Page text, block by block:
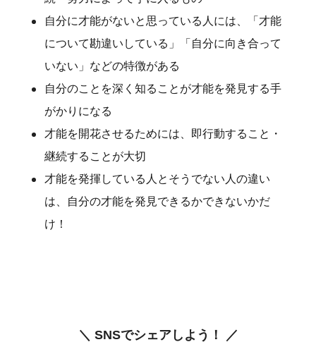
自分に才能がないと思っている人には、「才能
について勘違いしている」「自分に向き合って
いない」などの特徴がある
自分のことを深く知ることが才能を発見する手
がかりになる
才能を開花させるためには、即行動すること・
継続することが大切
才能を発揮している人とそうでない人の違い
は、自分の才能を発見できるかできないかだ
け！
＼ SNSでシェアしよう！ ／